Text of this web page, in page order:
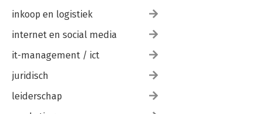
inkoop en logistiek
internet en social media
it-management / ict
juridisch
leiderschap